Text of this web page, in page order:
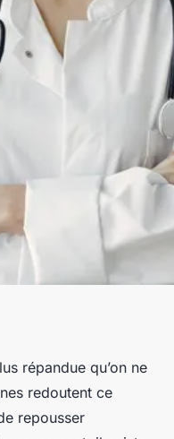
stress
répandue qu’on ne
redoutent ce
repousser